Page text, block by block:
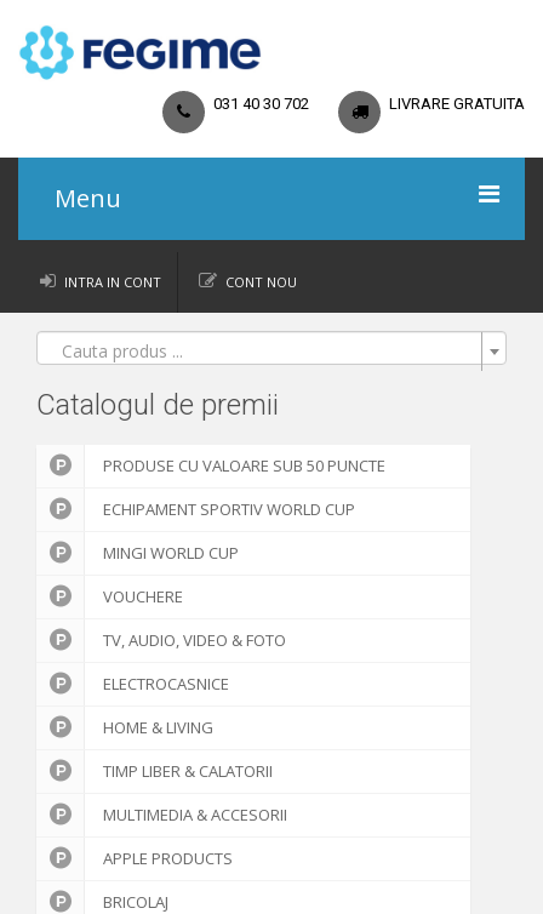
031 40 30 702 LIVRARE GRATUITA
Menu
Acasa
Catalog
Promoții
Termeni și Condiții
Ajutor
INTRA IN CONT CONT NOU
Cauta produs ...
Catalogul de premii
PRODUSE CU VALOARE SUB 50 PUNCTE
ECHIPAMENT SPORTIV WORLD CUP
MINGI WORLD CUP
VOUCHERE
TV, AUDIO, VIDEO & FOTO
ELECTROCASNICE
HOME & LIVING
TIMP LIBER & CALATORII
MULTIMEDIA & ACCESORII
APPLE PRODUCTS
BRICOLAJ